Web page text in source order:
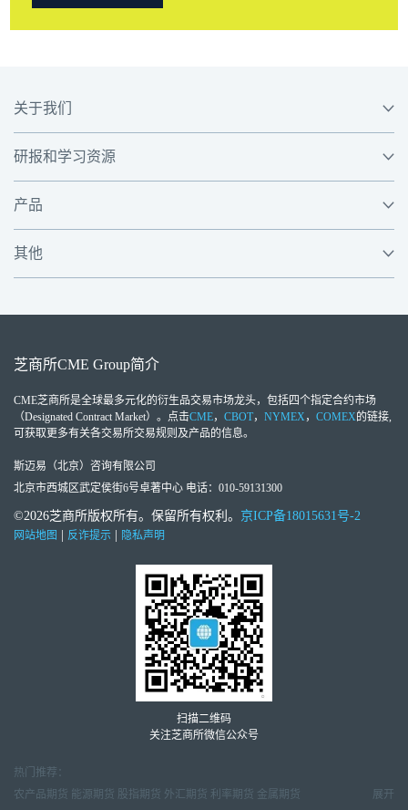
关于我们
研报和学习资源
产品
其他
芝商所CME Group简介
CME芝商所是全球最多元化的衍生品交易市场龙头，包括四个指定合约市场
（Designated Contract Market）。点击CME， CBOT， NYMEX， COMEX的链接,
可获取更多有关各交易所交易规则及产品的信息。
斯迈易（北京）咨询有限公司
北京市西城区武定侯街6号卓著中心 电话：010-59131300
©2026芝商所版权所有。保留所有权利。 京ICP备18015631号-2
网站地图 反诈提示 隐私声明
扫描二维码
关注芝商所微信公众号
热门推荐：
农产品期货 能源期货 股指期货 外汇期货 利率期货 金属期货
展开